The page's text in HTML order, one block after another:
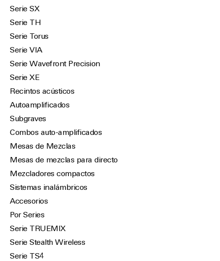
Serie SX
Serie TH
Serie Torus
Serie VIA
Serie Wavefront Precision
Serie XE
Recintos acústicos
Autoamplificados
Subgraves
Combos auto-amplificados
Mesas de Mezclas
Mesas de mezclas para directo
Mezcladores compactos
Sistemas inalámbricos
Accesorios
Por Series
Serie TRUEMIX
Serie Stealth Wireless
Serie TS4